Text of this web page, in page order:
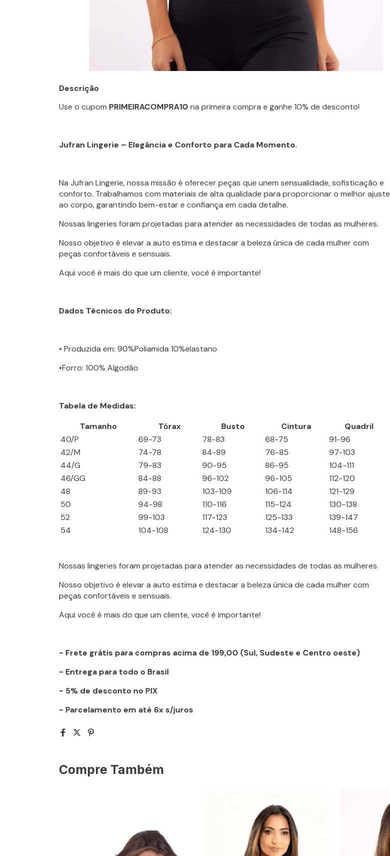
Descrição
Use o cupom PRIMEIRACOMPRA10 na primeira compra e ganhe 10% de desconto!
Jufran Lingerie – Elegância e Conforto para Cada Momento.
Na Jufran Lingerie, nossa missão é oferecer peças que unem sensualidade, sofisticação e
conforto. Trabalhamos com materiais de alta qualidade para proporcionar o melhor ajuste
ao corpo, garantindo bem-estar e confiança em cada detalhe.
Nossas lingeries foram projetadas para atender as necessidades de todas as mulheres.
Nosso objetivo é elevar a auto estima e destacar a beleza única de cada mulher com
peças confortáveis e sensuais.
Aqui você é mais do que um cliente, você é importante!
Dados Técnicos do Produto:
• Produzida em: 90%Poliamida 10%elastano
•Forro: 100% Algodão
Tabela de Medidas:
Tamanho
Tórax Busto Cintura
Quadril
40/P
69-73 78-83 68-75
91-96
42/M
74-78 84-89 76-85
97-103
44/G
79-83 90-95 86-95
104-111
46/GG
84-88 96-102 96-105
112-120
48
89-93 103-109 106-114
121-129
50
94-98 110-116 115-124
130-138
52
99-103 117-123 125-133
139-147
54
104-108 124-130 134-142 148-156
Nossas lingeries foram projetadas para atender as necessidades de todas as mulheres.
Nosso objetivo é elevar a auto estima e destacar a beleza única de cada mulher com
peças confortáveis e sensuais.
Aqui você é mais do que um cliente, você é importante!
- Frete grátis para compras acima de 199,00 (Sul, Sudeste e Centro oeste)
- Entrega para todo o Brasil
- 5% de desconto no PIX
- Parcelamento em até 6x s/juros
Compre Também